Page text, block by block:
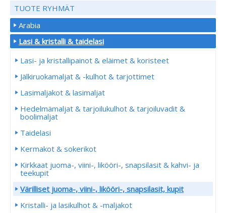
TUOTE RYHMÄT
Arabia
Lasi & kristalli & taidelasi
Lasi- ja kristallipainot & eläimet & koristeet
Jälkiruokamaljat & -kulhot & tarjottimet
Lasimaljakot & lasimaljat
Hedelmämaljat & tarjoilukulhot & tarjoiluvadit &
boolimaljat
Taidelasi
Kermakot & sokerikot
Kirkkaat juoma-, viini-, likööri-, snapsilasit & kahvi- ja
teekupit
Värilliset juoma-, viini-, likööri-, snapsilasit, kupit
Kristalli- ja lasikulhot & -maljakot